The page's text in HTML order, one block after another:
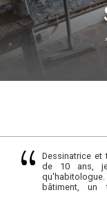
Dessinatrice et
de 10 ans,
bâtiment, un